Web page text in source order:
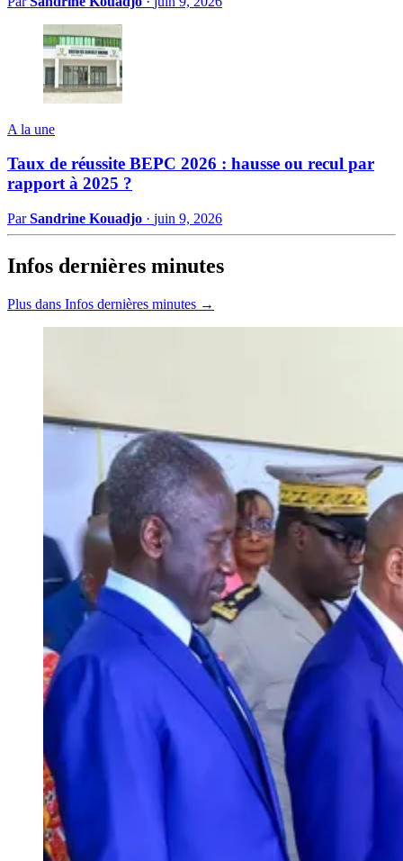
A la une
Taux de réussite BEPC 2026 : hausse ou recul par
rapport à 2025 ?
ParSandrine Kouadjo · juin 9, 2026
Infos dernières minutes
Plus dans Infos dernières minutes →